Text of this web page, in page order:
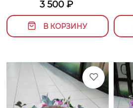
3 500 ₽
В КОРЗИНУ